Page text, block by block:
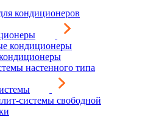
кондиционеров
кондиционеры
настенного типа
системы свободной